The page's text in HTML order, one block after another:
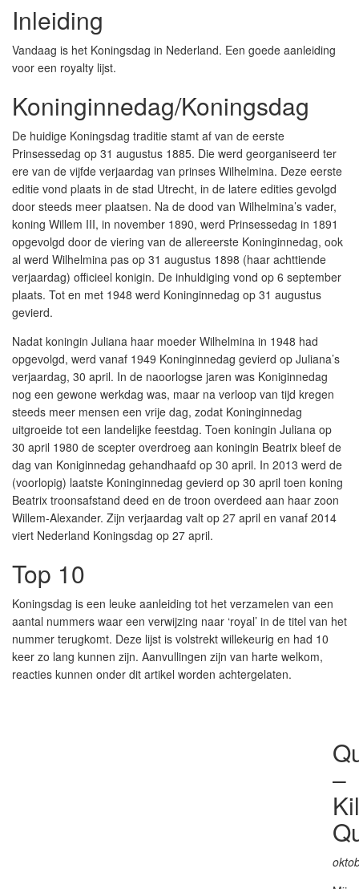
Inleiding
Vandaag is het Koningsdag in Nederland. Een goede aanleiding
voor een royalty lijst.
Koninginnedag/Koningsdag
De huidige Koningsdag traditie stamt af van de eerste
Prinsessedag op 31 augustus 1885. Die werd georganiseerd ter
ere van de vijfde verjaardag van prinses Wilhelmina. Deze eerste
editie vond plaats in de stad Utrecht, in de latere edities gevolgd
door steeds meer plaatsen. Na de dood van Wilhelmina’s vader,
koning Willem III, in november 1890, werd Prinsessedag in 1891
opgevolgd door de viering van de allereerste Koninginnedag, ook
al werd Wilhelmina pas op 31 augustus 1898 (haar achttiende
verjaardag) officieel konigin. De inhuldiging vond op 6 september
plaats. Tot en met 1948 werd Koninginnedag op 31 augustus
gevierd.
Nadat koningin Juliana haar moeder Wilhelmina in 1948 had
opgevolgd, werd vanaf 1949 Koninginnedag gevierd op Juliana’s
verjaardag, 30 april. In de naoorlogse jaren was Koniginnedag
nog een gewone werkdag was, maar na verloop van tijd kregen
steeds meer mensen een vrije dag, zodat Koninginnedag
uitgroeide tot een landelijke feestdag. Toen koningin Juliana op
30 april 1980 de scepter overdroeg aan koningin Beatrix bleef de
dag van Koniginnedag gehandhaafd op 30 april. In 2013 werd de
(voorlopig) laatste Koninginnedag gevierd op 30 april toen koning
Beatrix troonsafstand deed en de troon overdeed aan haar zoon
Willem-Alexander. Zijn verjaardag valt op 27 april en vanaf 2014
viert Nederland Koningsdag op 27 april.
Top 10
Koningsdag is een leuke aanleiding tot het verzamelen van een
aantal nummers waar een verwijzing naar ‘royal’ in de titel van het
nummer terugkomt. Deze lijst is volstrekt willekeurig en had 10
keer zo lang kunnen zijn. Aanvullingen zijn van harte welkom,
reacties kunnen onder dit artikel worden achtergelaten.
–